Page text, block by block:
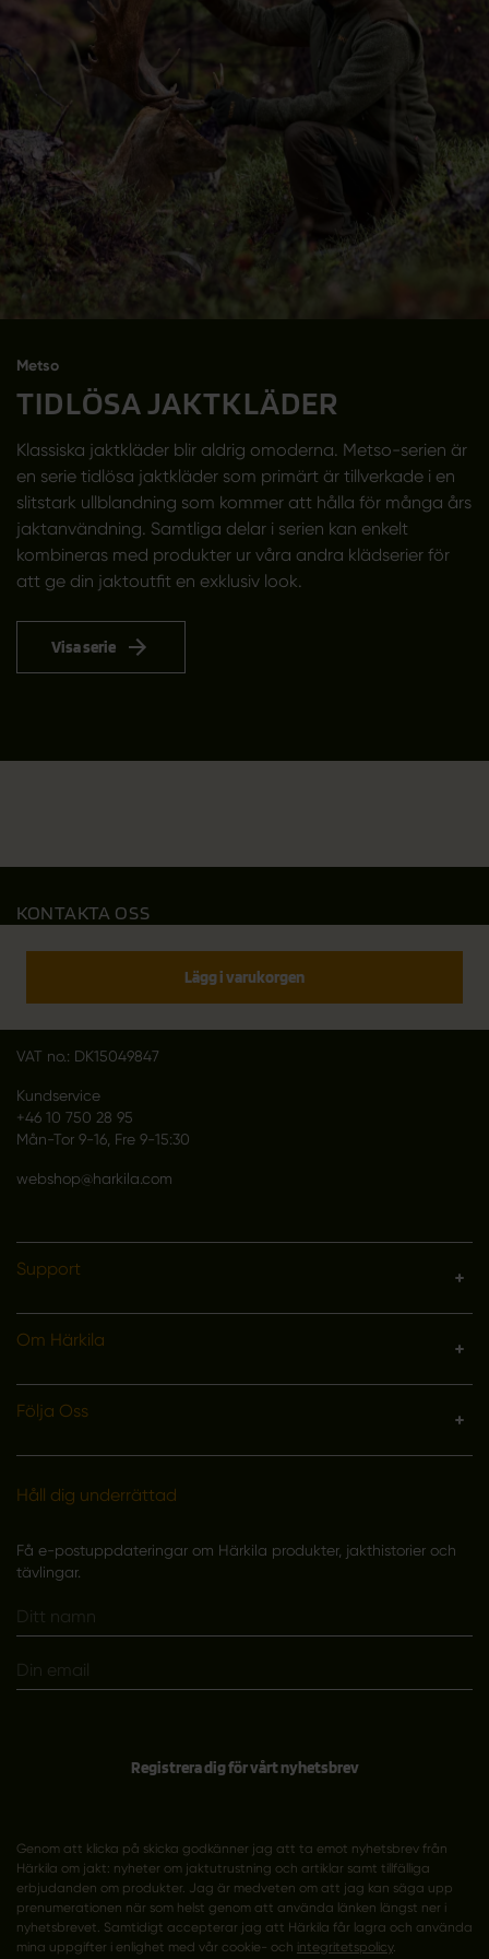
Metso
TIDLÖSA JAKTKLÄDER
Klassiska jaktkläder blir aldrig omoderna. Metso-serien är
en serie tidlösa jaktkläder som primärt är tillverkade i en
slitstark ullblandning som kommer att hålla för många års
jaktanvändning. Samtliga delar i serien kan enkelt
kombineras med produkter ur våra andra klädserier för
att ge din jaktoutfit en exklusiv look.
Visa serie
Lägg i varukorgen
KONTAKTA OSS
Outfit International A/S
VAT no.: DK15049847
Kundservice
+46 10 750 28 95
Mån-Tor 9-16, Fre 9-15:30
webshop@harkila.com
Support
Om Härkila
Följa Oss
Håll dig underrättad
Få e-postuppdateringar om Härkila produkter, jakthistorier och
tävlingar.
Registrera dig för vårt nyhetsbrev
Genom att klicka på skicka godkänner jag att ta emot nyhetsbrev från
Härkila om jakt: nyheter om jaktutrustning och artiklar samt tillfälliga
erbjudanden om produkter. Jag är medveten om att jag kan säga upp
prenumerationen när som helst genom att använda länken längst ner i
nyhetsbrevet. Samtidigt accepterar jag att Härkila får lagra och använda
mina uppgifter i enlighet med vår cookie- och integritetspolicy.